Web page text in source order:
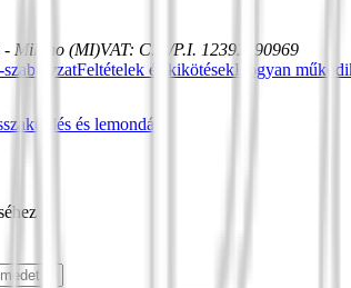
- Milano (MI)VAT: C.F./P.I. 12392590969
Feltételek és kikötésekHogyan
és lemondás